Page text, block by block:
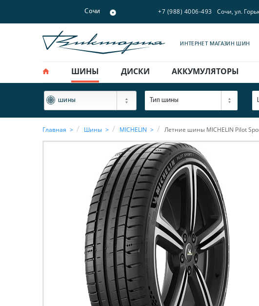
Сочи +7 (988) 4006-493 Сочи, ул.
ИНТЕРНЕТ МАГАЗИН ШИН
ШИНЫ ДИСКИ АККУМУЛЯТОРЫ
ФИЛЬТР
шины Тип шины
Главная Шины MICHELIN Летние шины MICHELIN Pilot